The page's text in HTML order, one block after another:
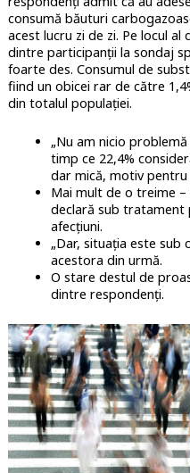
consumă băuturi
acest lucru zi de zi. Pe locul al
dintre participanții la sondaj
foarte des. Consumul de
fiind un obicei rar de către
din totalul populației.
„Nu am nicio
timp ce 22,4%
dar mică, motiv pentru
Mai mult de o treime
declară sub tratament
afecțiuni.
„Dar, situația este sub
acestora din urmă.
O stare destul de
dintre respondenți.